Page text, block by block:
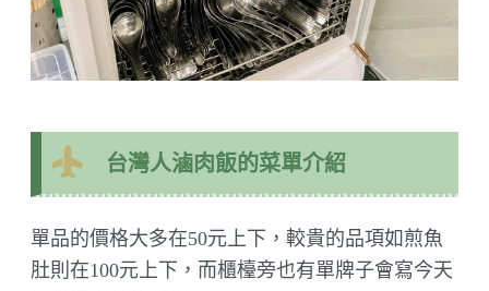
台灣人滷肉飯的菜單介紹
單品的價格大多在50元上下，較貴的品項如煎魚
肚則在100元上下，而櫃檯旁也有單牌子會寫今天